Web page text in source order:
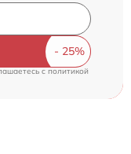
c политикой